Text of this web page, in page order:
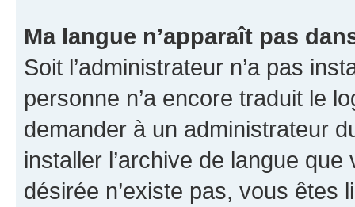
Ma langue n’apparaît pas
Soit l’administrateur n’a pas
personne n’a encore traduit le
demander à un administrateur
installer l’archive de langue
désirée n’existe pas, vous êtes